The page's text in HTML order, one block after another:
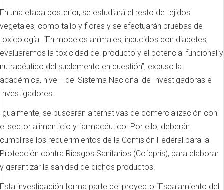
En una etapa posterior, se estudiará el resto de tejidos
vegetales, como tallo y flores y se efectuarán pruebas de
toxicología. “En modelos animales, inducidos con diabetes,
evaluaremos la toxicidad del producto y el potencial funcional y
nutracéutico del suplemento en cuestión”, expuso la
académica, nivel I del Sistema Nacional de Investigadoras e
Investigadores.
Igualmente, se buscarán alternativas de comercialización con
el sector alimenticio y farmacéutico. Por ello, deberán
cumplirse los requerimientos de la Comisión Federal para la
Protección contra Riesgos Sanitarios (Cofepris), para elaborar
y garantizar la sanidad de dichos productos.
Esta investigación forma parte del proyecto “Escalamiento del